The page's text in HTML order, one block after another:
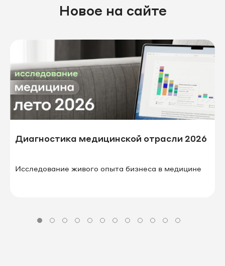
Новое на сайте
Диагностика медицинской отрасли 2026
Исследование живого опыта бизнеса в⁠ ⁠медицине